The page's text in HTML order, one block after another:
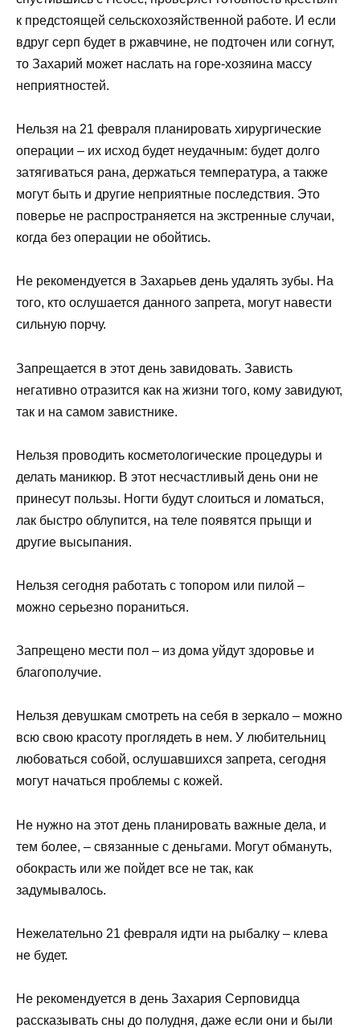
к предстоящей сельскохозяйственной работе. И если
вдруг серп будет в ржавчине, не подточен или согнут,
то Захарий может наслать на горе-хозяина массу
неприятностей.
Нельзя на 21 февраля планировать хирургические
операции – их исход будет неудачным: будет долго
затягиваться рана, держаться температура, а также
могут быть и другие неприятные последствия. Это
поверье не распространяется на экстренные случаи,
когда без операции не обойтись.
Не рекомендуется в Захарьев день удалять зубы. На
того, кто ослушается данного запрета, могут навести
сильную порчу.
Запрещается в этот день завидовать. Зависть
негативно отразится как на жизни того, кому завидуют,
так и на самом завистнике.
Нельзя проводить косметологические процедуры и
делать маникюр. В этот несчастливый день они не
принесут пользы. Ногти будут слоиться и ломаться,
лак быстро облупится, на теле появятся прыщи и
другие высыпания.
Нельзя сегодня работать с топором или пилой –
можно серьезно пораниться.
Запрещено мести пол – из дома уйдут здоровье и
благополучие.
Нельзя девушкам смотреть на себя в зеркало – можно
всю свою красоту проглядеть в нем. У любительниц
любоваться собой, ослушавшихся запрета, сегодня
могут начаться проблемы с кожей.
Не нужно на этот день планировать важные дела, и
тем более, – связанные с деньгами. Могут обмануть,
обокрасть или же пойдет все не так, как
задумывалось.
Нежелательно 21 февраля идти на рыбалку – клева
не будет.
Не рекомендуется в день Захария Серповидца
рассказывать сны до полудня, даже если они и были